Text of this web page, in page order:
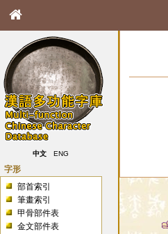
中文 ENG
字形
部首索引
筆畫索引
甲骨部件表
金文部件表